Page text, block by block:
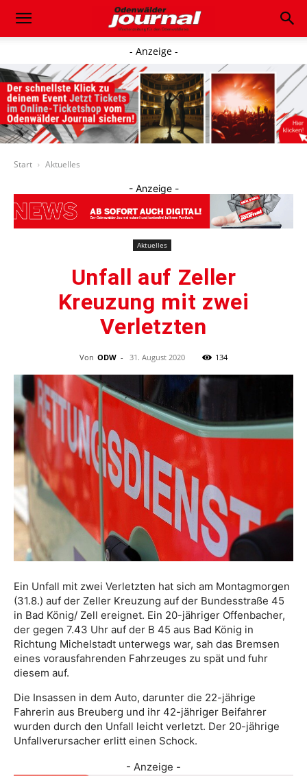
- Anzeige -
Start Aktuelles
- Anzeige -
Aktuelles
Unfall auf Zeller
Kreuzung mit zwei
Verletzten
Von ODW - 31. August 2020 134
Ein Unfall mit zwei Verletzten hat sich am Montagmorgen
(31.8.) auf der Zeller Kreuzung auf der Bundesstraße 45
in Bad König/ Zell ereignet. Ein 20-jähriger Offenbacher,
der gegen 7.43 Uhr auf der B 45 aus Bad König in
Richtung Michelstadt unterwegs war, sah das Bremsen
eines vorausfahrenden Fahrzeuges zu spät und fuhr
diesem auf.
Die Insassen in dem Auto, darunter die 22-jährige
Fahrerin aus Breuberg und ihr 42-jähriger Beifahrer
wurden durch den Unfall leicht verletzt. Der 20-jährige
Unfallverursacher erlitt einen Schock.
- Anzeige -